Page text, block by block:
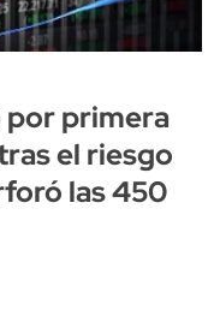
por primera
el riesgo
las 450